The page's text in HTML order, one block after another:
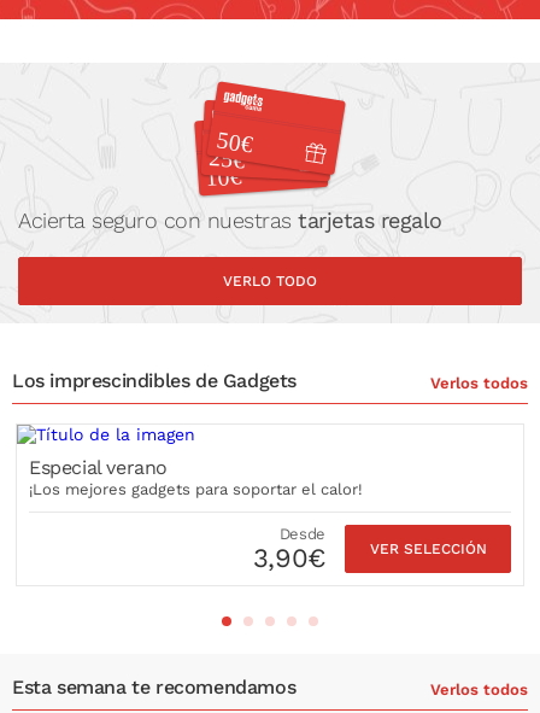
Acierta seguro con nuestras tarjetas regalo
VERLO TODO
Los imprescindibles de Gadgets Verlos todos
Especial verano
¡Los mejores gadgets para soportar el calor!
Desde
3,90€ VER SELECCIÓN
Esta semana te recomendamos Verlos todos